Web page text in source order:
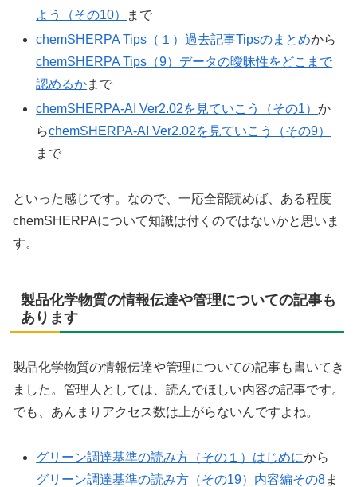
よう（その10）
まで
chemSHERPA Tips（１）過去記事Tipsのまとめから
chemSHERPA Tips（9）データの曖昧性をどこまで
認めるかまで
chemSHERPA-AI Ver2.02を見ていこう（その1）か
らchemSHERPA-AI Ver2.02を見ていこう（その9）
まで
といった感じです。なので、一応全部読めば、ある程度
chemSHERPAについて知識は付くのではないかと思いま
す。
製品化学物質の情報伝達や管理についての記事も
あります
製品化学物質の情報伝達や管理についての記事も書いてき
ました。管理人としては、読んでほしい内容の記事です。
でも、あんまりアクセス数は上がらないんですよね。
グリーン調達基準の読み方（その１）はじめにから
グリーン調達基準の読み方（その19）内容編その8ま